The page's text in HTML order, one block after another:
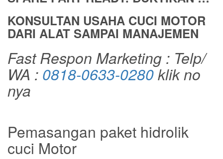
KONSULTAN USAHA CUCI MOTOR
DARI ALAT SAMPAI MANAJEMEN
Fast Respon Marketing : Telp/
WA : 0818-0633-0280klik no
nya
Pemasangan paket hidrolik
cuci Motor